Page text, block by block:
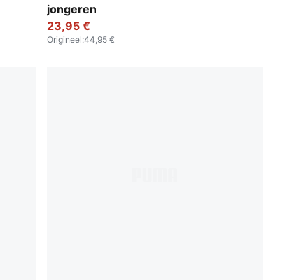
jongeren
23,95 €
Origineel:44,95 €